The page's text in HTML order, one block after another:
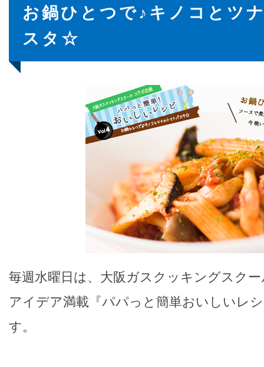
お鍋ひとつで♪キノコとツ
スタ☆
毎週水曜日は、大阪ガスクッキングスク
アイデア満載『パパっと簡単おいしいレ
す。